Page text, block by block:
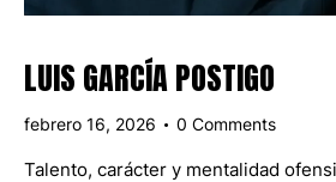
LUIS GARCÍA POSTIGO
febrero 16, 2026 0 Comments
Talento, carácter y mentalidad